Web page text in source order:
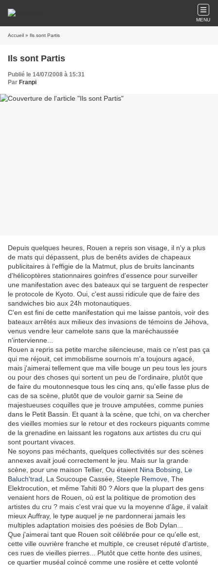
MENU
Accueil » Ils sont Partis
Ils sont Partis
Publié le 14/07/2008 à 15:31
Par Franpi
Depuis quelques heures, Rouen a repris son visage, il n'y a plus
de mats qui dépassent, plus de benêts avides de chapeaux
publicitaires à l'effigie de la Matmut, plus de bruits lancinants
d'hélicoptères stationnaires goinfres d'essence pour surveiller
une manifestation avec des bateaux qui se targuent de respecter
le protocole de Kyoto. Oui, c'est aussi ridicule que de faire des
sandwiches bio aux 24h motonautiques.
C'en est fini de cette manifestation qui me laisse pantois, voir des
bateaux arrêtés aux milieux des invasions de témoins de Jéhova,
venus vendre leur camelote sans que la maréchaussée
n'intervienne...
Rouen a repris sa petite marche silencieuse, mais ce n'est pas ça
qui me réjouit, cet immobilisme sournois m'a toujours agacé,
mais j'aimerai tellement que ma ville bouge un peu tous les jours
ou pour des choses qui sortent un peu de l'ordinaire, plutôt que
de faire du moutonnesque tous les cinq ans, qu'elle fasse plus de
cas de sa scène, plutôt que de vouloir garnir sa Seine de
majestueuses coquilles que je trouve amputées, comme punies
dans le Petit Bassin. Et quant à la scène, que tchi, on va chercher
des vieilles momies sur le retour et des rockeurs piquants comme
de la grenadine en laissant les rogatons aux artistes du cru qui
sont pourtant vivaces.
Ne soyons pas méchants, quelques collectivités sur des scènes
annexes avait joué correctement le jeu. Mais sur la grande
scène, pour une maison Tellier, Ou étaient Nina Bobsing
Le
Baluch'trad,
La Soucoupe Cassée, Steeple Remove , The
Elektrocution, et même Tahiti 80 ? Alors que la plupart des gens
venaient hors de Rouen, où est la politique de promotion des
artistes du cru ? mais c'est vrai que vu la moyenne d'âge, il valait
mieux Auffray, le type auquel je ne pardonnerai jamais les
multiples adaptation moisies des poésies de Bob Dylan...
Que j'aimerai tant que Rouen soit célébrée pour ce qu'elle est,
cette ville ouvrière franche et multiple, ce creuset réputé d'artiste,
ces rues de vieilles pierres... Plutôt que cette honte des usines,
ce quartier muséal coincé comme une rosière et cette volonté